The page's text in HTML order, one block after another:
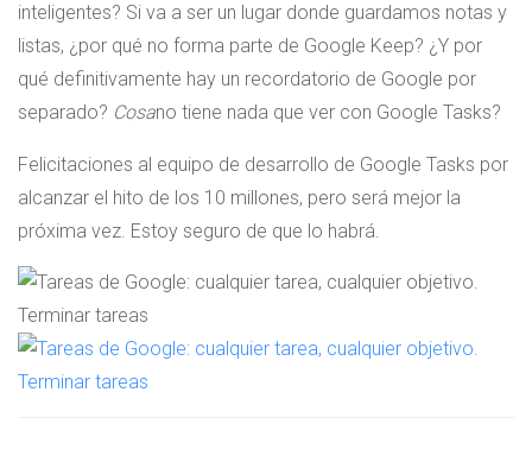
inteligentes? Si va a ser un lugar donde guardamos notas y
listas, ¿por qué no forma parte de Google Keep? ¿Y por
qué definitivamente hay un recordatorio de Google por
separado? Cosano tiene nada que ver con Google Tasks?
Felicitaciones al equipo de desarrollo de Google Tasks por
alcanzar el hito de los 10 millones, pero será mejor la
próxima vez. Estoy seguro de que lo habrá.